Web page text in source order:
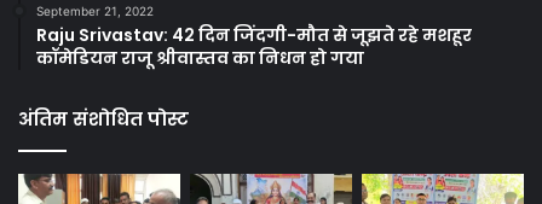
September 21, 2022
Raju Srivastav: 42 दिन जिंदगी-मौत से जूझते रहे मशहूर
कॉमेडियन राजू श्रीवास्तव का निधन हो गया
अंतिम संशोधित पोस्ट